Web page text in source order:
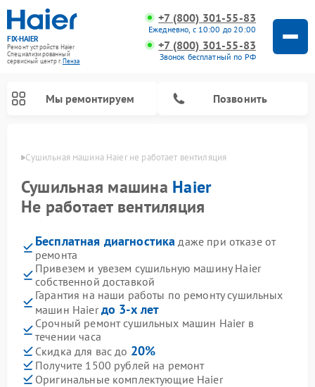
FIX-HAIER
Ремонт устройств Haier
Специализированный
cервисный центр г.Пенза
+7 (800) 301-55-83
Ежедневно, с 10:00 до 20:00
+7 (800) 301-55-83
Звонок бесплатный по РФ
Мы ремонтируем Позвонить
Сушильная машина Haier не работает вентиляция
Сушильная машина Haier
Не работает вентиляция
Бесплатная диагностика даже при отказе от
ремонта
Привезем и увезем сушильную машину Haier
собственной доставкой
Гарантия на наши работы по ремонту сушильных
машин Haierдо 3-х лет
Срочный ремонт сушильных машин Haier в
течении часа
Скидка для вас до 20%
Получите 1500 рублей на ремонт
Оригинальные комплектующие Haier